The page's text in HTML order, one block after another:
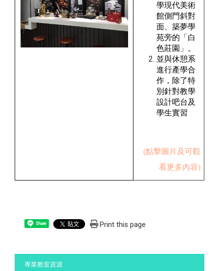
學現代美術
館側門斜對
面、築夢學
苑旁的「白
色莊園」。
並與休憩系
進行產學合
作，除了特
別針對教學
設計吧台及
學生實習
(點擊圖片及可觀
看更多內容)
Share Print this page
專業教室資源